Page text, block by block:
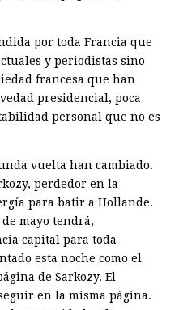
por toda Francia que
y periodistas sino
francesa que han
presidencial, poca
personal que no es
vuelta han cambiado.
perdedor en la
para batir a Hollande.
mayo tendrá,
capital para toda
esta noche como el
de Sarkozy. El
en la misma página.